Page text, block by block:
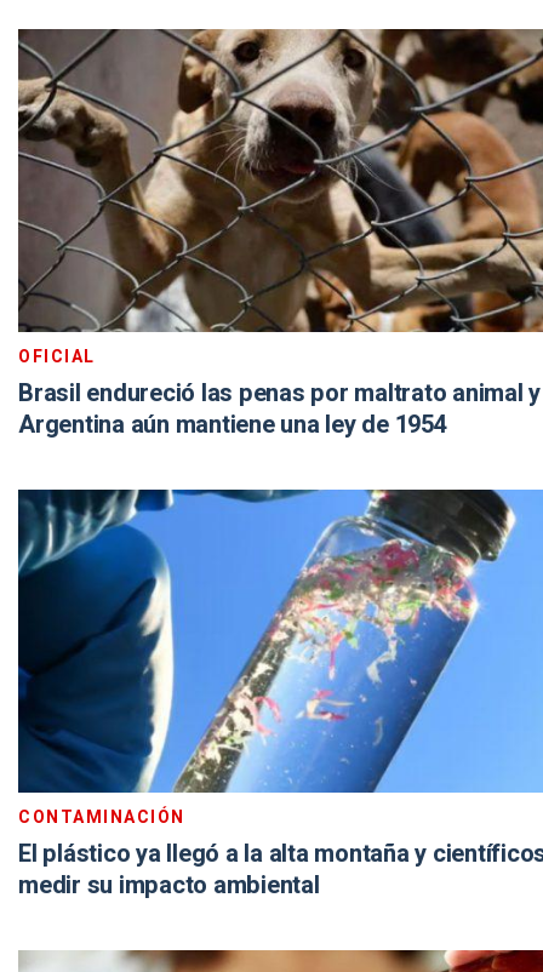
OFICIAL
Brasil endureció las penas por maltrato animal y
Argentina aún mantiene una ley de 1954
CONTAMINACIÓN
El plástico ya llegó a la alta montaña y
medir su impacto ambiental